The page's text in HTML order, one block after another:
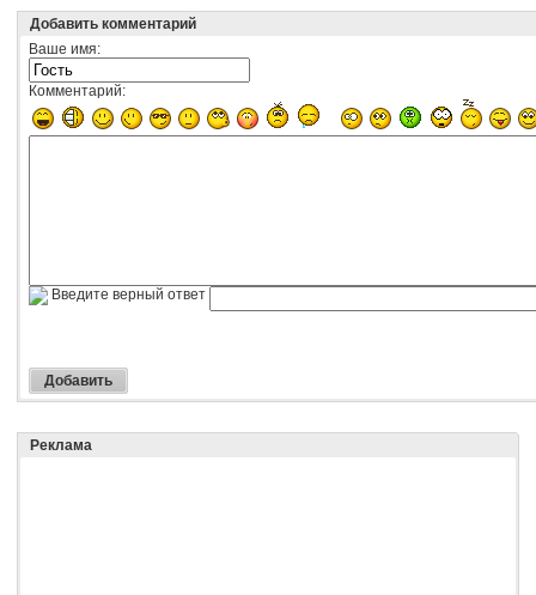
Добавить комментарий
Ваше имя:
Комментарий:
Введите верный ответ
Реклама